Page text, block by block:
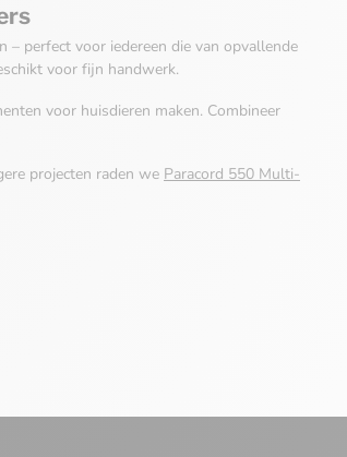
perfect voor iedereen die van opvallende
voor fijn handwerk.
voor huisdieren maken. Combineer
projecten raden we Paracord 550 Multi-